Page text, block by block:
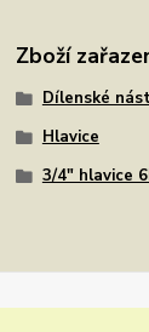
Zboží
Dílenské
Hlavice
3/4" hlavice